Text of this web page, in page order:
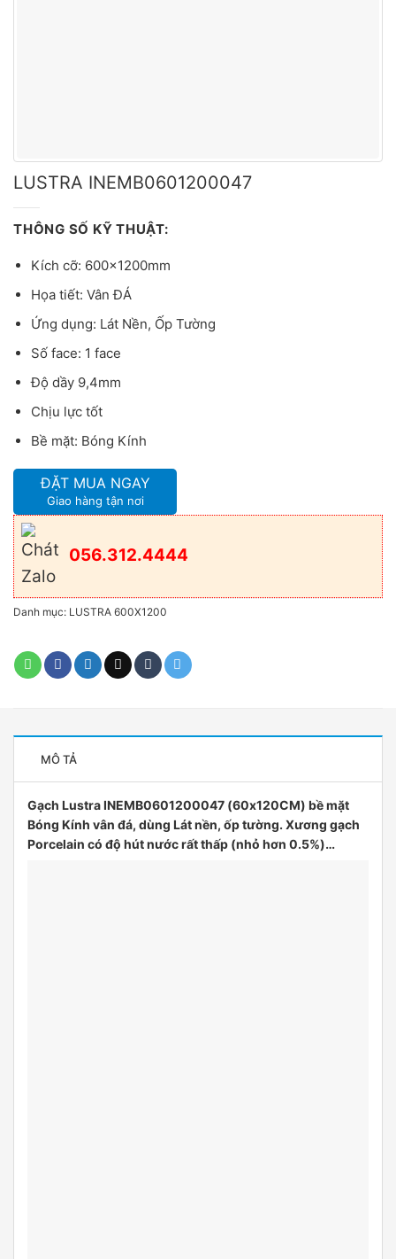
LUSTRA INEMB0601200047
THÔNG SỐ KỸ THUẬT:
Kích cỡ: 600x1200mm
Họa tiết: Vân ĐÁ
Ứng dụng: Lát Nền, Ốp Tường
Số face: 1 face
Độ dầy 9,4mm
Chịu lực tốt
Bề mặt: Bóng Kính
ĐẶT MUA NGAY
Giao hàng tận nơi
056.312.4444
Danh mục: LUSTRA 600X1200
MÔ TẢ
Gạch Lustra INEMB0601200047 (60x120CM) bề mặt
Bóng Kính vân đá, dùng Lát nền, ốp tường. Xương gạch
Porcelain có độ hút nước rất thấp (nhỏ hơn 0.5%)…